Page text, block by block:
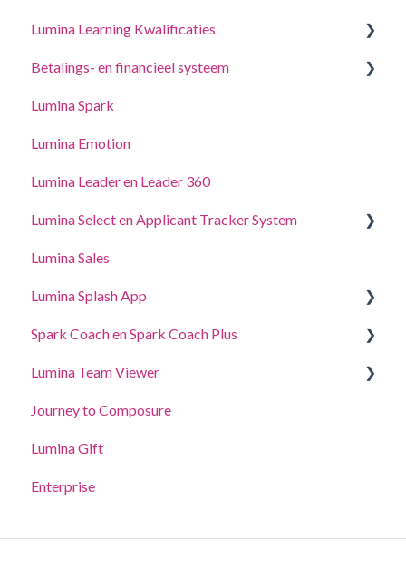
Uw Portretten
Accountinstellingen bijwerken
Beheer uw projectinstellingen
Beheer uw Practitioner-profielinstellingen
Gedelegeerde toegang
Coaching- en Workshopgidsen
Lumina Learning Kwalificaties
Online Leerportaal (LLXP)
Betalings- en financieel systeem
Punten kopen en transacties bekijken
Lumina Spark
Lumina Emotion
Lumina Leader en Leader 360
Lumina Select en Applicant Tracker System
Applicant Tracker System
Lumina Select Eliminater
Lumina Sales
Lumina Splash App
Voor Deelnemers
Voor Practitioners
Spark Coach en Spark Coach Plus
Handleidingen en demo's
Spark Coach
Spark Coach Plus
Lumina Team Viewer
Een team maken, bekijken of bewerken
Andere Lumina Team-functies
Journey to Composure
Lumina Gift
Enterprise